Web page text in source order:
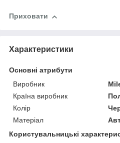
Приховати
Характеристики
Основні атрибути
Виробник
Країна виробник
Колір
Матеріал
Користувальницькі